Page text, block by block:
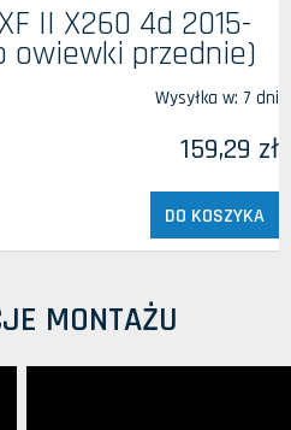
II X260 4d 2015-
owiewki przednie)
Wysyłka w: 7 dni
159,29 zł
DO KOSZYKA
MONTAŻU